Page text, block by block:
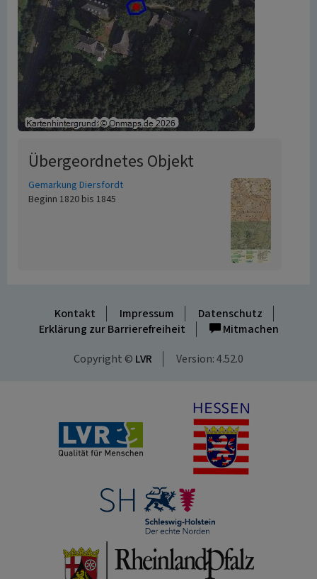
Übergeordnetes Objekt
Gemarkung Diersfordt
Beginn 1820 bis 1845
Kontakt Impressum
Datenschutz
Erklärung zur Barrierefreiheit
Mitmachen
Copyright © LVR Version: 4.52.0